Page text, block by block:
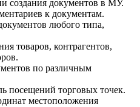
создания документов в МУ.
к документам.
любого типа,
товаров, контрагентов,
по различным
посещений торговых точек.
местоположения